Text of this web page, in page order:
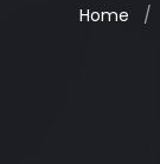
Home